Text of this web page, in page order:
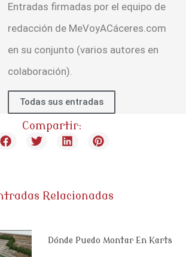
Entradas firmadas por el equipo de
redacción de MeVoyACáceres.com
en su conjunto (varios autores en
colaboración).
Todas sus entradas
Compartir:
Relacionadas
Dónde Puedo Montar En Karts